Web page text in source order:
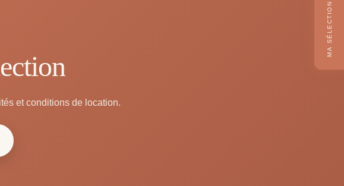
et conditions de location.
MA SÉLECTION